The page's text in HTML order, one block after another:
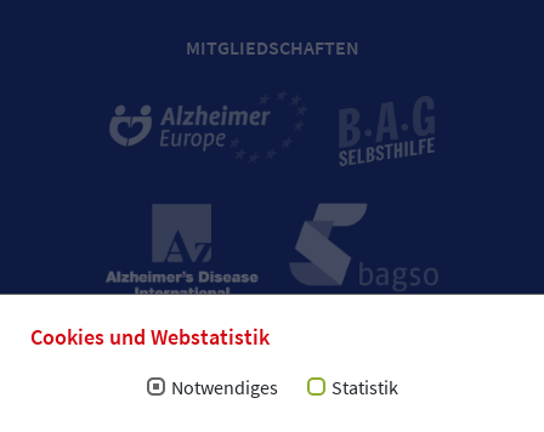
Cookies und Webstatistik
Notwendiges Statistik
MITGLIEDSCHAFTEN